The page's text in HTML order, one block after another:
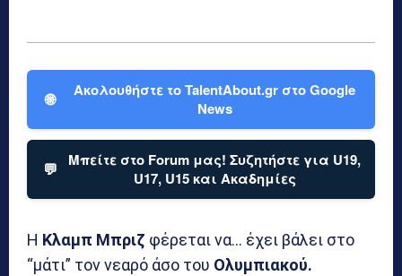
🌐
Ακολουθήστε το TalentAbout.gr στο Google
News
💬
Μπείτε στο Forum μας! Συζητήστε για U19,
U17, U15 και Ακαδημίες
Η Κλαμπ Μπριζ φέρεται να… έχει βάλει στο
“μάτι” τον νεαρό άσο του Ολυμπιακού.